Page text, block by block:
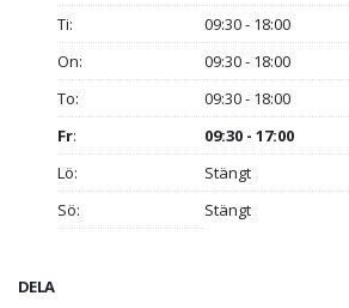
Ti:
09:30 - 18:00
On:
09:30 - 18:00
To:
09:30 - 18:00
Fr:
09:30 - 17:00
Lö:
Stängt
Sö:
Stängt
DELA